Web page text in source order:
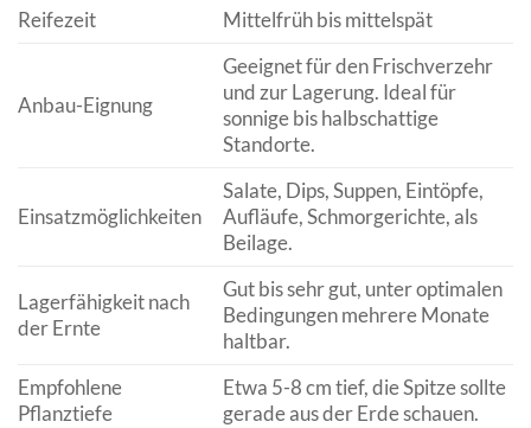
Reifezeit
Mittelfrüh bis mittelspät
Anbau-Eignung
Geeignet für den Frischverzehr
und zur Lagerung. Ideal für
sonnige bis halbschattige
Standorte.
Einsatzmöglichkeiten
Salate, Dips, Suppen, Eintöpfe,
Aufläufe, Schmorgerichte, als
Beilage.
Lagerfähigkeit nach
der Ernte
Gut bis sehr gut, unter optimalen
Bedingungen mehrere Monate
haltbar.
Empfohlene
Pflanztiefe
Etwa 5-8 cm tief, die Spitze sollte
gerade aus der Erde schauen.